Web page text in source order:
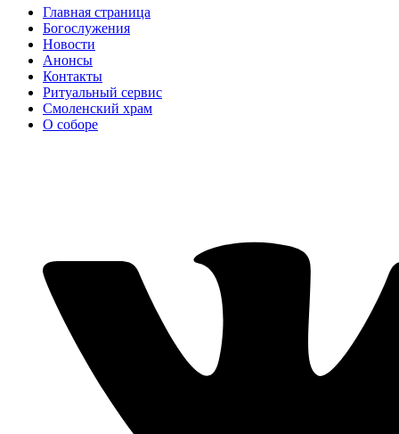
Главная страница
Богослужения
Новости
Анонсы
Контакты
Ритуальный сервис
Смоленский храм
О соборе